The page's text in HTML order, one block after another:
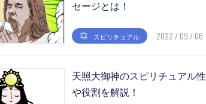
セージとは！
スピリチュアル 2022 / 09 / 06
天照大御神のスピリチュアル
や役割を解説！